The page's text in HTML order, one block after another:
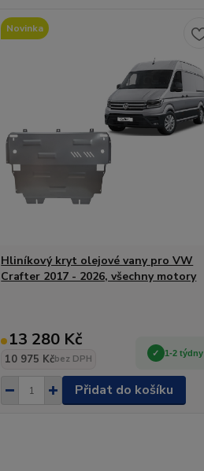
Novinka
Hliníkový kryt olejové vany pro VW
Crafter 2017 - 2026, všechny motory
13 280 Kč
10 975 Kčbez DPH
1-2 týdny
Přidat do košíku